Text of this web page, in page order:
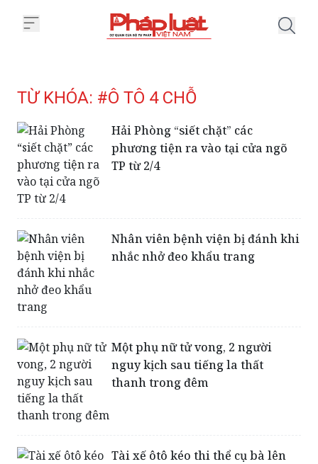
TỪ KHÓA: #Ô TÔ 4 CHỖ
Hải Phòng “siết chặt” các
phương tiện ra vào tại cửa ngõ
TP từ 2/4
Nhân viên bệnh viện bị đánh khi
nhắc nhở đeo khẩu trang
Một phụ nữ tử vong, 2 người
nguy kịch sau tiếng la thất
thanh trong đêm
Tài xế ôtô kéo thi thể cụ bà lên